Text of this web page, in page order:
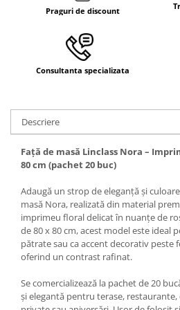
DECOR ROSU & BORDO
DECOR LILA & MOV
DECOR ALBASTRU
DECOR ARGINTIU & GRI
DECOR BRONZ
DECOR PORTOCALIU & CARAMIZIU
DECOR GALBEN
DECOR NEGRU
DECOR CREM
DECOR BEJ & MARO
DECOR ROZ
DECOR NUNTA & LOGODNA
DECOR BOTEZ
Praguri de discount
Consultanta specializata
Descriere
Față de masă Linclass Nora –
80 cm (pachet 20 buc)
Adaugă un strop de eleganță și
masă Nora, realizată din material
imprimeu floral delicat în nuanțe de
de 80 x 80 cm, acest model este ideal
pătrate sau ca accent decorativ peste
oferind un contrast rafinat.
Se comercializează la pachet de 20
și elegantă pentru terase,